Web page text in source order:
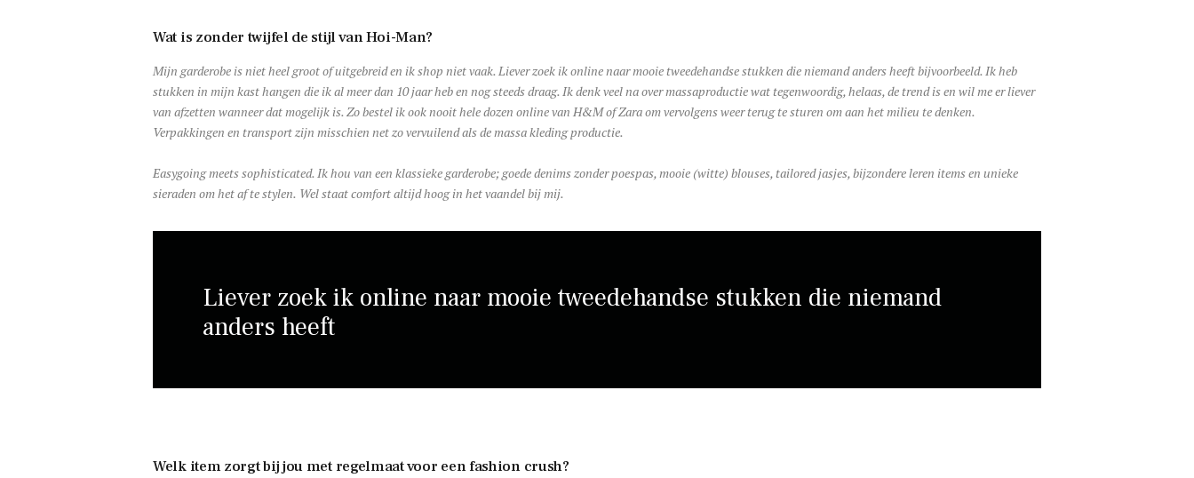
Wat is zonder twijfel de stijl van Hoi-Man?
Mijn garderobe is niet heel groot of uitgebreid en ik shop niet vaak. Liever zoek ik online naar mooie tweedehandse stukken die niemand anders heeft bijvoorbeeld. Ik heb
stukken in mijn kast hangen die ik al meer dan 10 jaar heb en nog steeds draag. Ik denk veel na over massaproductie wat tegenwoordig, helaas, de trend is en wil me er liever
van afzetten wanneer dat mogelijk is. Zo bestel ik ook nooit hele dozen online van H&M of Zara om vervolgens weer terug te sturen om aan het milieu te denken.
Verpakkingen en transport zijn misschien net zo vervuilend als de massa kleding productie.
Easygoing meets sophisticated. Ik hou van een klassieke garderobe; goede denims zonder poespas, mooie (witte) blouses, tailored jasjes, bijzondere leren items en unieke
sieraden om het af te stylen. Wel staat comfort altijd hoog in het vaandel bij mij.
Liever zoek ik online naar mooie tweedehandse stukken die niemand
anders heeft
Welk item zorgt bij jou met regelmaat voor een fashion crush?